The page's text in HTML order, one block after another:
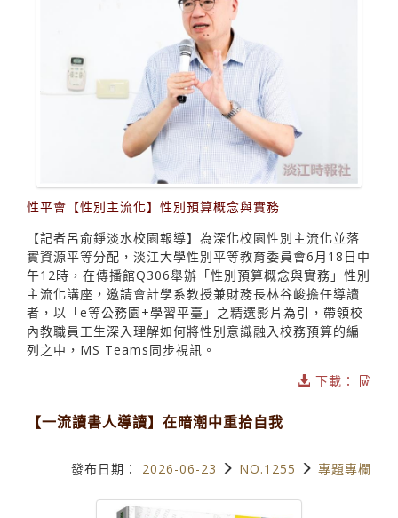
性平會【性別主流化】性別預算概念與實務
【記者呂俞錚淡水校園報導】為深化校園性別主流化並落
實資源平等分配，淡江大學性別平等教育委員會6月18日中
午12時，在傳播館Q306舉辦「性別預算概念與實務」性別
主流化講座，邀請會計學系教授兼財務長林谷峻擔任導讀
者，以「e等公務園+學習平臺」之精選影片為引，帶領校
內教職員工生深入理解如何將性別意識融入校務預算的編
列之中，MS Teams同步視訊。
下載：
【一流讀書人導讀】在暗潮中重拾自我
發布日期： 2026-06-23 NO.1255 專題專欄